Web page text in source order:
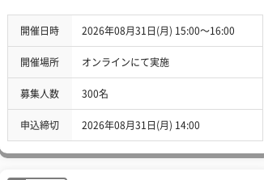
開催日時 2026年08月31日(月) 15:00〜16:00
開催場所 オンラインにて実施
募集人数 300名
申込締切 2026年08月31日(月) 14:00